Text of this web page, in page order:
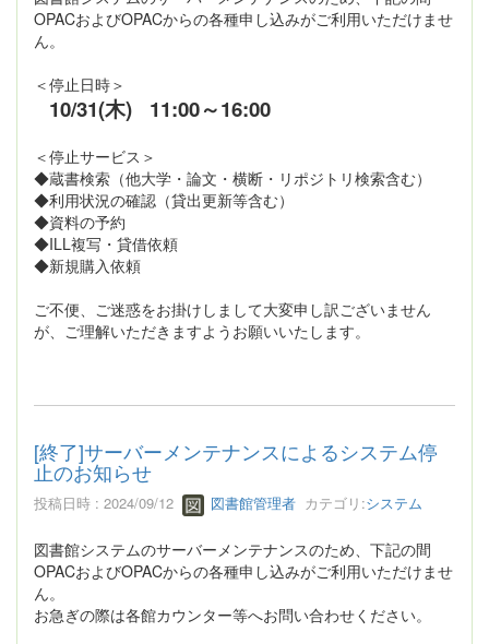
OPACおよびOPACからの各種申し込みがご利用いただけませ
ん。
＜停止日時＞
10/31(木) 11:00～16:00
＜停止サービス＞
◆蔵書検索（他大学・論文・横断・リポジトリ検索含む）
◆利用状況の確認（貸出更新等含む）
◆資料の予約
◆ILL複写・貸借依頼
◆新規購入依頼
ご不便、ご迷惑をお掛けしまして大変申し訳ございません
が、ご理解いただきますようお願いいたします。
[終了]サーバーメンテナンスによるシステム停
止のお知らせ
投稿日時 : 2024/09/12 図書館管理者 カテゴリ:システム
図書館システムのサーバーメンテナンスのため、下記の間
OPACおよびOPACからの各種申し込みがご利用いただけませ
ん。
お急ぎの際は各館カウンター等へお問い合わせください。